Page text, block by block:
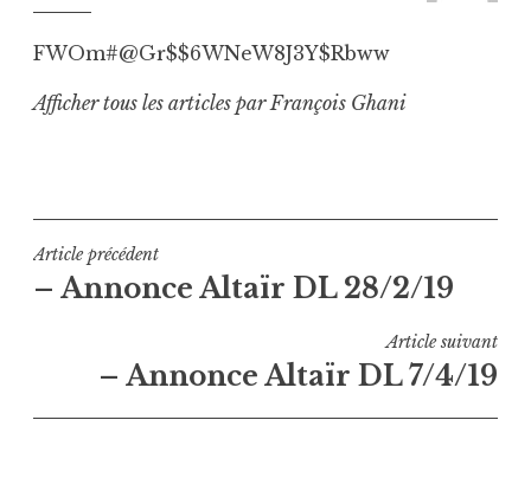
FWOm#@Gr$$6WNeW8J3Y$Rbww
Afficher tous les articles par François Ghani
Navigation
de
Article précédent
– Annonce Altaïr DL 28/2/19
Article suivant
– Annonce Altaïr DL 7/4/19